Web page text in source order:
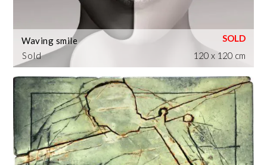
Sold
Waving smile
120 x 120 cm